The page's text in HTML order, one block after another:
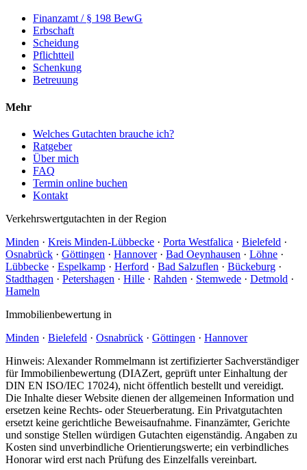
Finanzamt / § 198 BewG
Erbschaft
Scheidung
Pflichtteil
Schenkung
Betreuung
Mehr
Welches Gutachten brauche ich?
Ratgeber
Über mich
FAQ
Termin online buchen
Kontakt
Verkehrswertgutachten in der Region
Minden · Kreis Minden-Lübbecke · Porta Westfalica · Bielefeld ·
Osnabrück · Göttingen · Hannover· Bad Oeynhausen · Löhne ·
Lübbecke · Espelkamp · Herford · Bad Salzuflen · Bückeburg ·
Stadthagen · Petershagen · Hille · Rahden · Stemwede · Detmold ·
Hameln
Immobilienbewertung in
Minden · Bielefeld · Osnabrück · Göttingen · Hannover
Hinweis: Alexander Rommelmann ist zertifizierter Sachverständiger
für Immobilienbewertung (DIAZert, geprüft unter Einhaltung der
DIN EN ISO/IEC 17024), nicht öffentlich bestellt und vereidigt.
Die Inhalte dieser Website dienen der allgemeinen Information und
ersetzen keine Rechts- oder Steuerberatung. Ein Privatgutachten
ersetzt keine gerichtliche Beweisaufnahme. Finanzämter, Gerichte
und sonstige Stellen würdigen Gutachten eigenständig. Angaben zu
Kosten sind unverbindliche Orientierungswerte; ein verbindliches
Honorar wird erst nach Prüfung des Einzelfalls vereinbart.